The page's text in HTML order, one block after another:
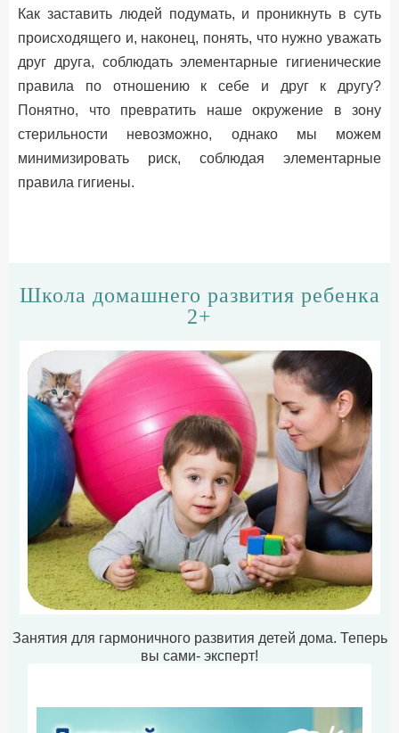
Как заставить людей подумать, и проникнуть в суть
происходящего и, наконец, понять, что нужно уважать
друг друга, соблюдать элементарные гигиенические
правила по отношению к себе и друг к другу?
Понятно, что превратить наше окружение в зону
стерильности невозможно, однако мы можем
минимизировать риск, соблюдая элементарные
правила гигиены.
Школа домашнего развития ребенка
2+
Занятия для гармоничного развития детей дома. Теперь
вы сами- эксперт!